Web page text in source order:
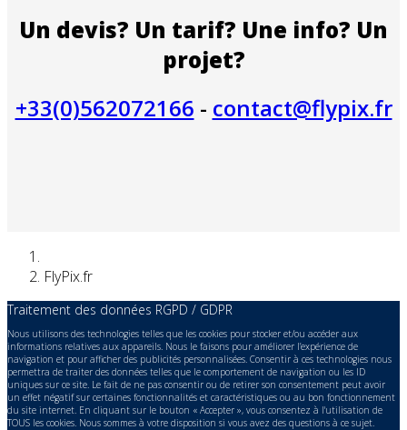
Un devis? Un tarif? Une info? Un
projet?
+33(0)562072166 - contact@flypix.fr
FlyPix.fr
Traitement des données RGPD / GDPR
Nous utilisons des technologies telles que les cookies pour stocker et/ou accéder aux
informations relatives aux appareils. Nous le faisons pour améliorer l’expérience de
navigation et pour afficher des publicités personnalisées. Consentir à ces technologies nous
permettra de traiter des données telles que le comportement de navigation ou les ID
uniques sur ce site. Le fait de ne pas consentir ou de retirer son consentement peut avoir
un effet négatif sur certaines fonctionnalités et caractéristiques ou au bon fonctionnement
du site internet. En cliquant sur le bouton « Accepter », vous consentez à l'utilisation de
TOUS les cookies. Nous sommes à votre disposition si vous avez des questions à ce sujet.